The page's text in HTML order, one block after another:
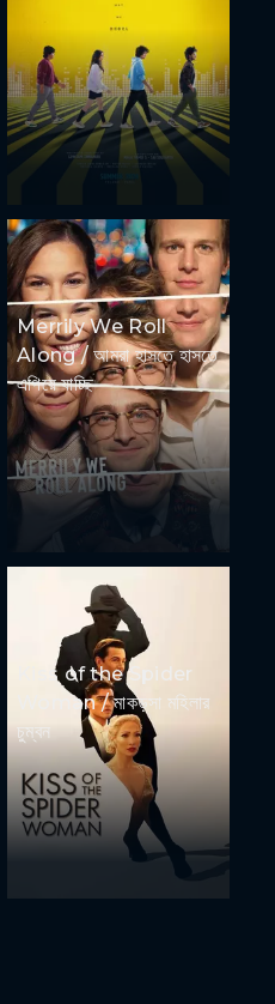
Merrily We Roll
Along / আমরা হাসতে হাসতে
এগিয়ে যাচ্ছি
Kiss of the Spider
Woman / মাকড়সা মহিলার
চুম্বন